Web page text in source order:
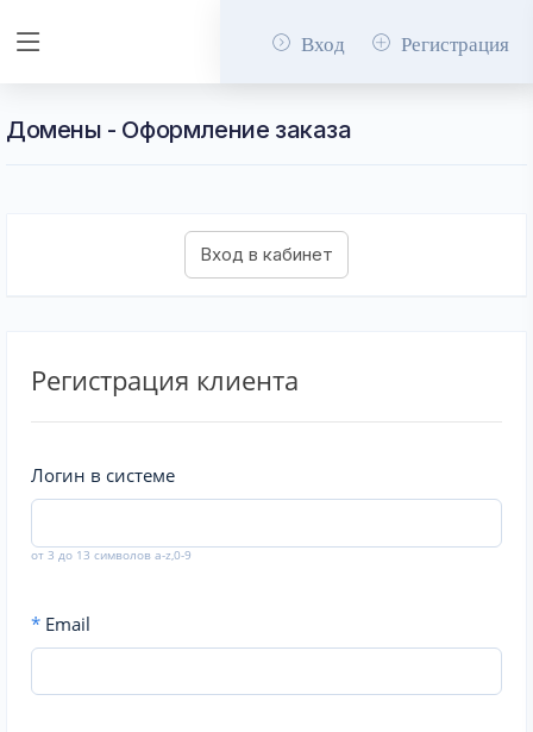
Вход Регистрация
Домены - Оформление заказа
Регистрация клиента
Логин в системе
от 3 до 13 символов a-z,0-9
* Email